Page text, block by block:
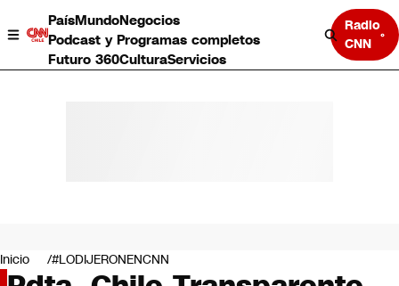
PaísMundoNegocios
Podcast y Programas completos
Futuro 360CulturaServicios
Radio
CNN
Negocios
Deportes
Inicio #LODIJERONENCNN